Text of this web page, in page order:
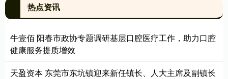
热点资讯
牛壹佰 阳春市政协专题调研基层口腔医疗工作，助力口腔
健康服务提质增效
天盈资本 东莞市东坑镇迎来新任镇长、人大主席及副镇长